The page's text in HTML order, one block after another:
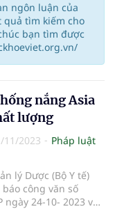
ngôn luận của
quả tìm kiếm cho
bạn tìm được
nắng Asia
lượng
11/2023
Pháp luật
lý Dược (Bộ Y tế)
công văn số
ngày 24-10- 2023 về